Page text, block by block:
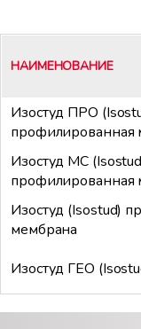
НАИМЕНОВАНИЕ
Изостуд ПРО
профилированная
Изостуд МС
профилированная
Изостуд (Isostud)
мембрана
Изостуд ГЕО